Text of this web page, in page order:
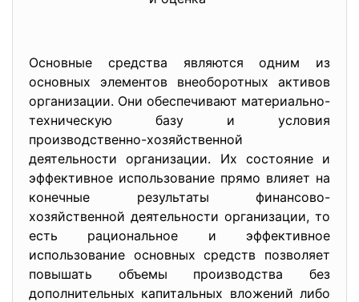
Основные средства являются одним из
основных элементов внеоборотных активов
организации. Они обеспечивают материально-
техническую базу и условия
производственно-хозяйственной
деятельности организации. Их состояние и
эффективное использование прямо влияет на
конечные результаты финансово-
хозяйственной деятельности организации, то
есть рациональное и эффективное
использование основных средств позволяет
повышать объемы производства без
дополнительных капитальных вложений либо